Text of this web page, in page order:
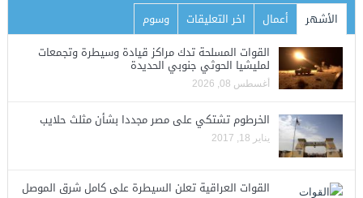
الأشهر أعمال اخر التعليقات
وسوم
القوات المسلحة تدك مراكز قيادة وسيطرة وتجمعات
لمليشيا الحوثي جنوبي الحديدة
أغسطس 08, 2026
الخرطوم تشتكي على مصر مجددا بشأن مثلث حلايب
يناير 18, 2017
القوات العراقية تعلن السيطرة على كامل شرق الموصل